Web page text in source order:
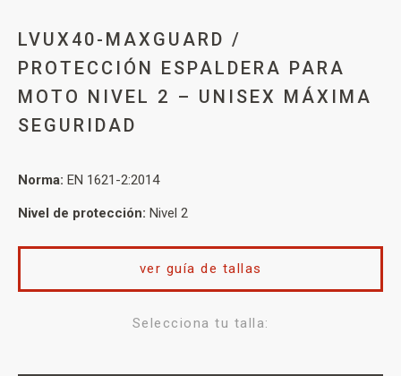
LVUX40-MAXGUARD /
PROTECCIÓN ESPALDERA PARA
MOTO NIVEL 2 – UNISEX MÁXIMA
SEGURIDAD
Norma: EN 1621-2:2014
Nivel de protección: Nivel 2
Selecciona tu talla:
ver guía de tallas